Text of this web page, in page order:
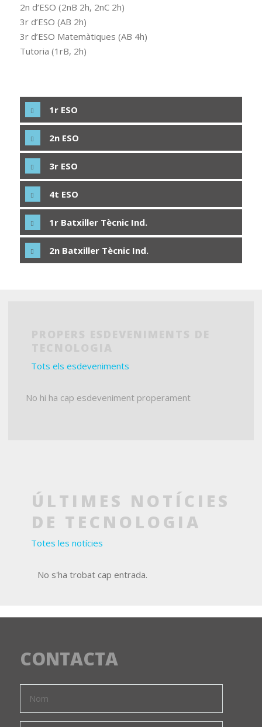
2n d’ESO (2nB 2h, 2nC 2h)
3r d’ESO (AB 2h)
3r d’ESO Matemàtiques (AB 4h)
Tutoria (1rB, 2h)
1r ESO
2n ESO
3r ESO
4t ESO
1r Batxiller Tècnic Ind.
2n Batxiller Tècnic Ind.
Tots els esdeveniments
No hi ha cap esdeveniment properament
ÚLTIMES NOTÍCIES
DE TECNOLOGIA
Totes les notícies
No s'ha trobat cap entrada.
CONTACTA